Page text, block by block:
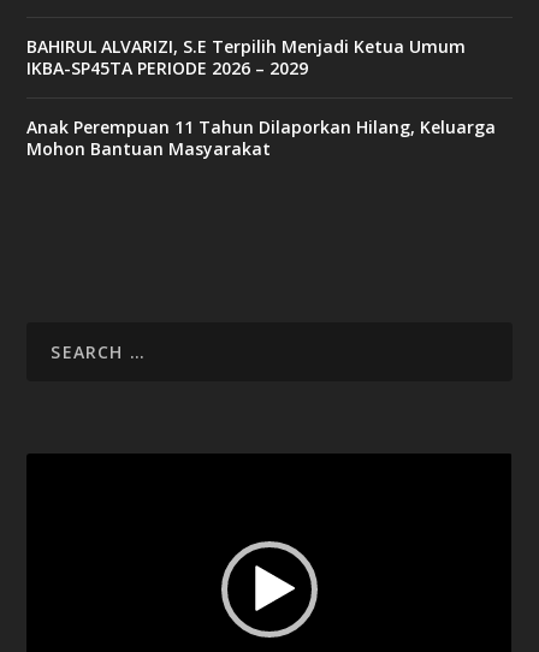
BAHIRUL ALVARIZI, S.E Terpilih Menjadi Ketua Umum
IKBA-SP45TA PERIODE 2026 – 2029
Anak Perempuan 11 Tahun Dilaporkan Hilang, Keluarga
Mohon Bantuan Masyarakat